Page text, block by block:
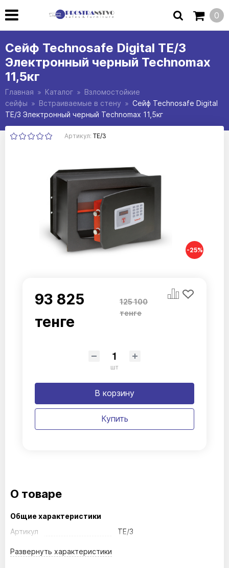
0
Сейф Technosafe Digital TE/3
Электронный черный Technomax
11,5кг
Главная Каталог
Взломостойкие
сейфы
Встраиваемые в стену
Сейф Technosafe Digital
TE/3 Электронный черный Technomax 11,5кг
Артикул: TE/3
-25%
93 825
тенге
125 100
тенге
шт
В корзину
Купить
О товаре
Общие характеристики
Артикул
TE/3
Развернуть характеристики